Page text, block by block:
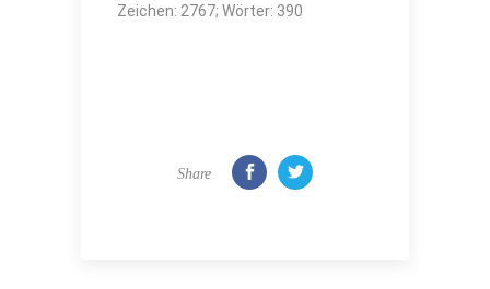
Zeichen: 2767; Wörter: 390
Share